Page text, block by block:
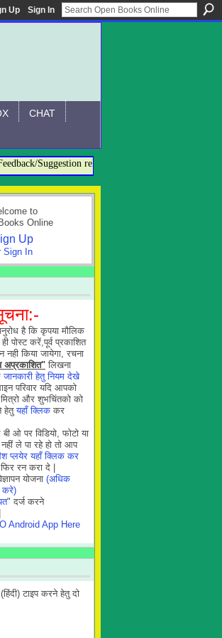
Up Sign In
CHAT
Suggestion related to OBO, please contact:-
to
Online
Up
Sign In
है कि कृपया मौलिक
पोस्ट करें,पूर्व प्रकाशित
किया जायेगा, रचना
अप्रकाशित" लिखना
हेतु नियम देखे
परिवार यदि आपको
और शुभचिंतको को
हेतुयहाँ क्लिक कर
ओ पर विडियो, फोटो या
ले पा रहे हो तो आप
प्लयेर यहाँ क्लिक कर
रन करा दे |
योजना (अधिक
करे)
" दर्ज करने
Android App Here
टाइप करने हेतु दो